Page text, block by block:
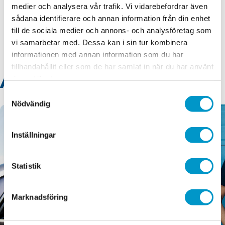
medier och analysera vår trafik. Vi vidarebefordrar även
sådana identifierare och annan information från din enhet
till de sociala medier och annons- och analysföretag som
vi samarbetar med. Dessa kan i sin tur kombinera
informationen med annan information som du har
tillhandahållit eller som de har samlat in när du har använt
Nödvändig
Inställningar
Statistik
Marknadsföring
Välkommen till vår blogg
Aktuellt